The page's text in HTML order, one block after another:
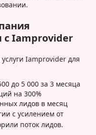
Iamprovider
Iamprovider для
до 5 000 за 3 месяца
на 300%
лидов в месяц
с усилением от
поток лидов.